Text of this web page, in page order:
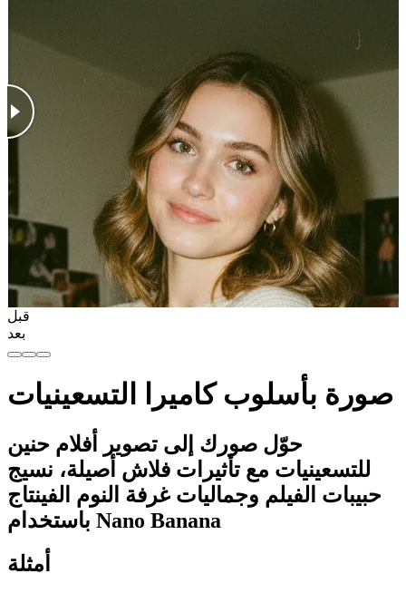
قبل
بعد
صورة بأسلوب كاميرا التسعينيات
حوّل صورك إلى تصوير أفلام حنين
للتسعينيات مع تأثيرات فلاش أصيلة، نسيج
حبيبات الفيلم وجماليات غرفة النوم الفينتاج
باستخدام Nano Banana
أمثلة